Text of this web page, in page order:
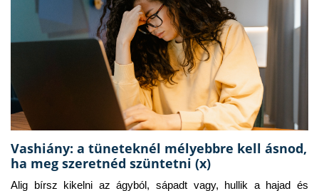
Vashiány: a tüneteknél mélyebbre kell ásnod,
ha meg szeretnéd szüntetni (x)
Alig bírsz kikelni az ágyból, sápadt vagy, hullik a hajad és